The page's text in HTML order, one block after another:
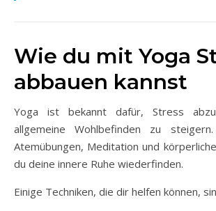
Wie du mit Yoga
abbauen kannst
Yoga ist bekannt dafür, Stress
allgemeine Wohlbefinden zu
Atemübungen, Meditation und
du deine innere Ruhe wiederfinden.
Einige Techniken, die dir helfen können,